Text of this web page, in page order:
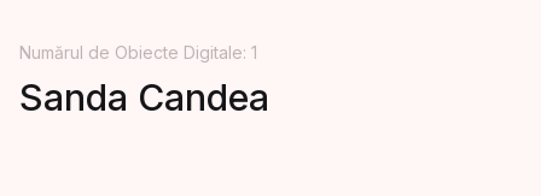
Numărul de Obiecte Digitale: 1
Sanda Candea